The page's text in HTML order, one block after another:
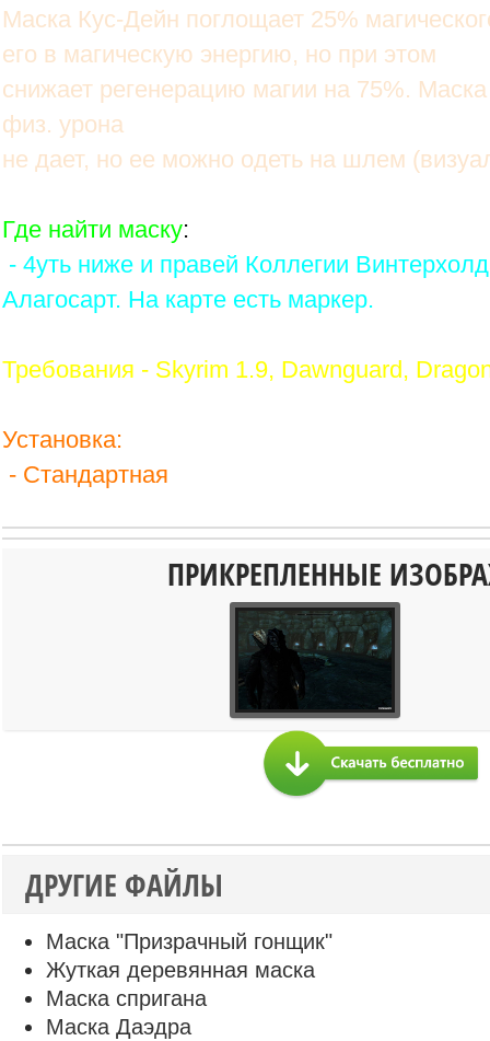
Маска Кус-Дейн поглощает 25%
его в магическую энергию, но при этом
снижает регенерацию магии на 75%.
физ. урона
не дает, но ее можно одеть на шлем
Где найти маску:
- 4уть ниже и правей Коллегии
Алагосарт. На карте есть маркер.
Требования - Skyrim 1.9, Dawnguard,
Установка:
- Стандартная
ПРИКРЕПЛЕННЫЕ
ДРУГИЕ ФАЙЛЫ
Маска "Призрачный гонщик"
Жуткая деревянная маска
Маска спригана
Маска Даэдра